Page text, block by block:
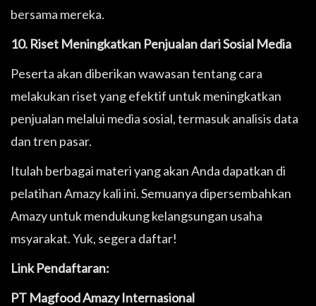
bersama mereka.
10. Riset Meningkatkan Penjualan dari Sosial Media
Peserta akan diberikan wawasan tentang cara
melakukan riset yang efektif untuk meningkatkan
penjualan melalui media sosial, termasuk analisis data
dan tren pasar.
Itulah berbagai materi yang akan Anda dapatkan di
pelatihan Amazy kali ini. Semuanya dipersembahkan
Amazy untuk mendukung kelangsungan usaha
msyarakat. Yuk, segera daftar!
Link Pendaftaran:
PT Magfood Amazy Internasional